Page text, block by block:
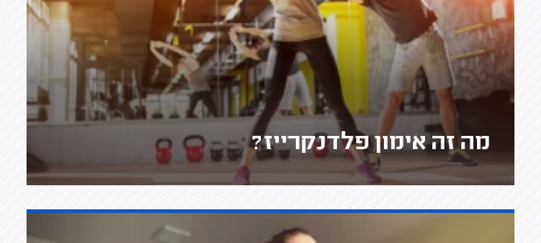
מה זה אימון פלדנקרייז?